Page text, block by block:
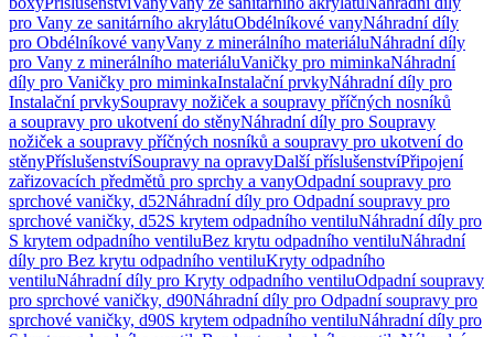
pro Vany ze sanitárního akrylátuObdélníkové vanyNáhradní díly
pro Obdélníkové vanyVany z minerálního materiáluNáhradní díly
pro Vany z minerálního materiáluVaničky pro miminkaNáhradní
díly pro Vaničky pro miminkaInstalační prvkyNáhradní díly pro
Instalační prvkySoupravy nožiček a soupravy příčných nosníků
a soupravy pro ukotvení do stěnyNáhradní díly pro Soupravy
nožiček a soupravy příčných nosníků a soupravy pro ukotvení do
stěnyPříslušenstvíSoupravy na opravyDalší příslušenstvíPřipojení
zařizovacích předmětů pro sprchy a vanyOdpadní soupravy pro
sprchové vaničky, d52Náhradní díly pro Odpadní soupravy pro
sprchové vaničky, d52S krytem odpadního ventiluNáhradní díly pro
S krytem odpadního ventiluBez krytu odpadního ventiluNáhradní
díly pro Bez krytu odpadního ventiluKryty odpadního
ventiluNáhradní díly pro Kryty odpadního ventiluOdpadní soupravy
pro sprchové vaničky, d90Náhradní díly pro Odpadní soupravy pro
sprchové vaničky, d90S krytem odpadního ventiluNáhradní díly pro